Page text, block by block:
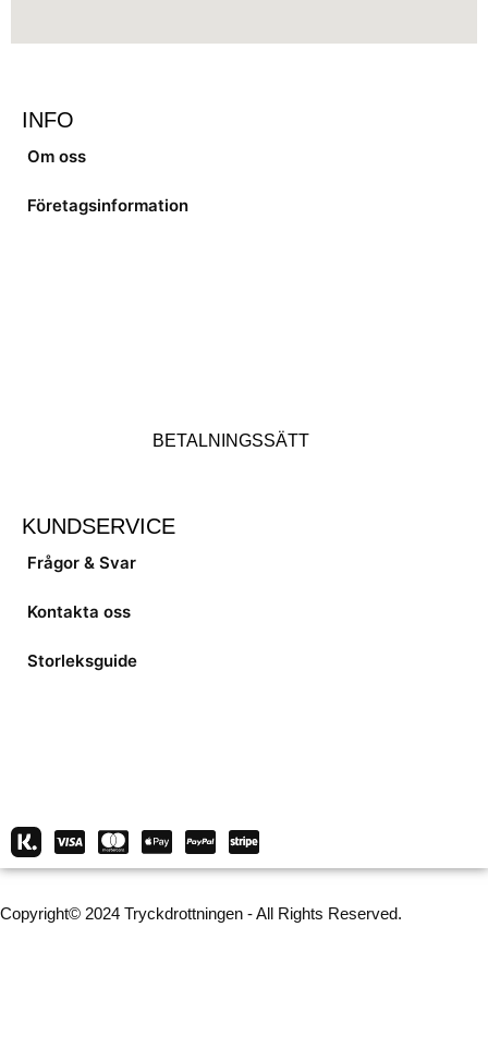
INFO
Om oss
Företagsinformation
BETALNINGSSÄTT
KUNDSERVICE
Frågor & Svar
Kontakta oss
Storleksguide
Copyright© 2024 Tryckdrottningen - All Rights Reserved.